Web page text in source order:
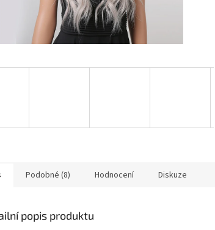
Podobné (8) Hodnocení Diskuze
popis produktu